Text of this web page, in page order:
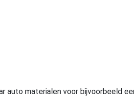
auto materialen voor bijvoorbeeld